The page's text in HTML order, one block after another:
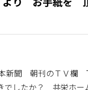
新聞 朝刊のＴＶ
したか？ 共栄ホー